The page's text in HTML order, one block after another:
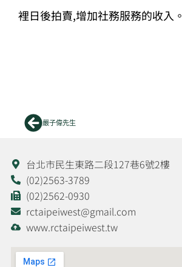
裡日後拍賣,增加社務服務的收入。
上一頁
嚴子偉先生
台北市民生東路二段127巷6號2樓
(02)2563-3789
(02)2562-0930
rctaipeiwest@gmail.com
www.rctaipeiwest.tw